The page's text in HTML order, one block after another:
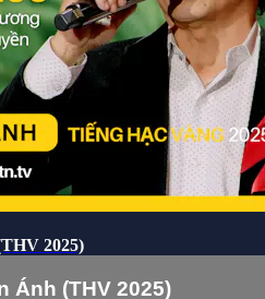
2025)
Ánh (THV 2025)